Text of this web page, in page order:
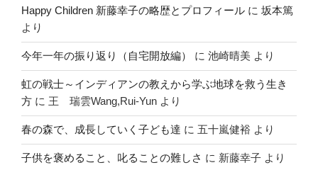
Happy Children 新藤幸子の略歴とプロフィール に 坂本篤
より
今年一年の振り返り（自宅開放編） に 池崎晴美 より
虹の戦士～インディアンの教えから学ぶ地球を救う生き
方 に 王 瑞雲Wang,Rui-Yun より
春の森で、成長していく子ども達 に 五十嵐健裕 より
子供を褒めること、叱ることの難しさ に 新藤幸子 より